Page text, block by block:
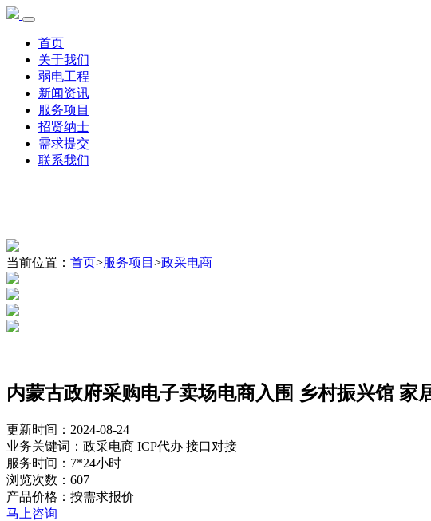
首页
关于我们
弱电工程
新闻资讯
服务项目
招贤纳士
需求提交
联系我们
当前位置： 首页>服务项目 >政采电商
内蒙古政府采购电子卖场电商入围 乡村振兴馆 家
更新时间：2024-08-24
业务关键词：政采电商 ICP代办 接口对接
服务时间：7*24小时
浏览次数：607
产品价格：按需求报价
马上咨询